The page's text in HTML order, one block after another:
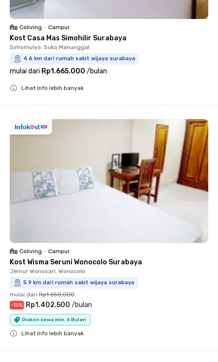
Coliving • Campur
Kost Casa Mas Simohilir Surabaya
Simomulyo, Suko Manunggal
4.6 km dari rumah sakit wijaya surabaya
mulai dari Rp1.665.000 /bulan
Lihat info lebih banyak
Coliving • Campur
Kost Wisma Seruni Wonocolo Surabaya
Jemur Wonosari, Wonocolo
5.9 km dari rumah sakit wijaya surabaya
mulai dari Rp1.650.000
-15% Rp1.402.500 /bulan
Diskon sewa min. 6 Bulan
Lihat info lebih banyak